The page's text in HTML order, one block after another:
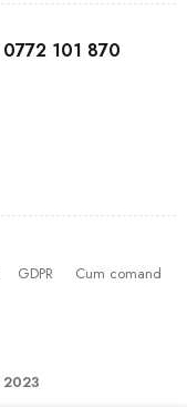
0772 101 870
2023
GDPR Cum comand